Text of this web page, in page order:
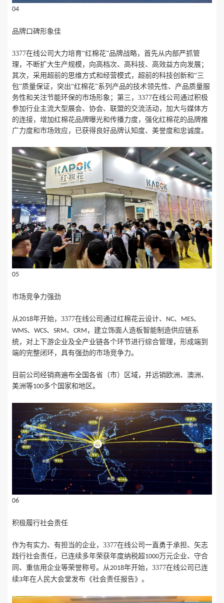
04
品牌口碑形象佳
3377在线公司大力培育“红棉花”品牌战略，首先从内部严抓管
理，不断扩大生产规模，向高档次、高科技、高效益方向发展；
其次，采用超前的思维方式和经营模式，超前的科技创新和“三
包”质量保证，突出“红棉花”系列产品的技术领先性、产品质量服
务性和关注节能环保的市场形象；第三，3377在线公司通过积极
参加行业主流大型展会、协会、联盟的交流活动，加大与媒体方
的连接，增加红棉花品牌曝光和传播力度，强化红棉花的品牌推
广力度和市场效应，已获得良好品牌认知度、美誉度和忠诚度。
05
市场竞争力强劲
从2018年开始，3377在线公司通过红棉花云设计、 NC、 MES、
WMS、WCS、SRM 、CRM ，建立饰面人造板智能制造供应链系
统，对上下游企业及全产业链各个环节进行综合管理，形成端到
端的完整闭环，具有强劲的市场竞争力。
目前公司经销商遍布全国各省（市）区域，并远销欧洲、澳洲、
美洲等100多个国家和地区。
06
积极履行社会责任
作为有实力、有担当的企业，3377在线公司一直勇于承担、矢志
践行社会责任，已连续多年荣获年度纳税超1000万元企业、守合
同、重信用企业等荣誉称号。从2018年开始，3377在线公司已连
续3年在人民大会堂发布《社会责任报告》。